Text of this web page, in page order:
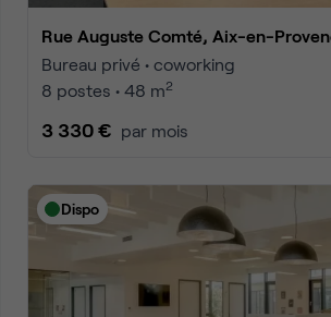
Rue Auguste Comté, Aix-en-
Bureau privé • coworking
8 postes • 48 m2
3 330 € par mois
Dispo